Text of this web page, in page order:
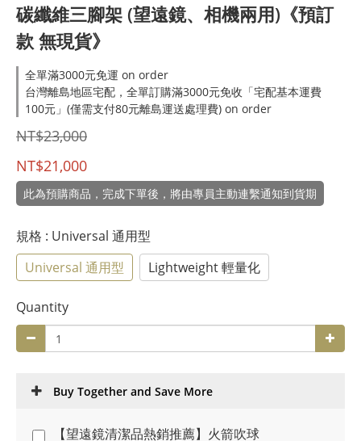
碳纖維三腳架 (望遠鏡、相機兩用)《預訂
款 無現貨》
全單滿3000元免運 on order
台灣離島地區宅配，全單訂購滿3000元免收「宅配基本運費
100元」(僅需支付80元離島運送處理費) on order
NT$23,000
NT$21,000
此為預購商品，完成下單後，將由專員主動連繫通知到貨期
規格 : Universal 通用型
Universal 通用型
Lightweight 輕量化
Quantity
Buy Together and Save More
【望遠鏡清潔品熱銷推薦】火箭吹球